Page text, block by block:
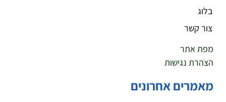
בלוג
צור קשר
מפת אתר
הצהרת נגישות
מאמרים אחרונים